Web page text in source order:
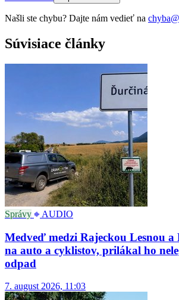
Našli ste chybu? Dajte nám vedieť na
Súvisiace články
Správy AUDIO
Medveď medzi Rajeckou Lesnou
na auto a cyklistov, prilákal ho
odpad
7. august 2026, 11:03